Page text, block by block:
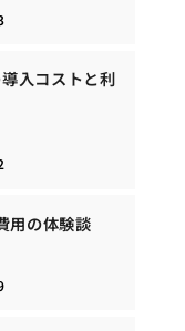
入コストと利
用の体験談